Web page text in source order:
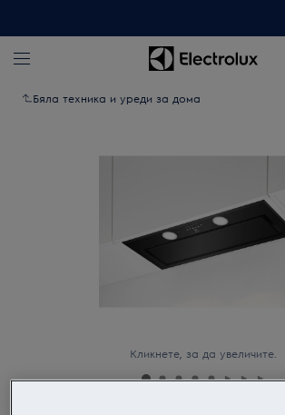
Бяла техника и уреди за дома
Кликнете, за да увеличите.